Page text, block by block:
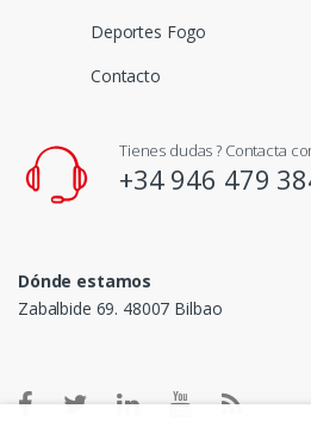
Deportes Fogo
Contacto
Tienes dudas ? Contacta
+34 946 479
Dónde estamos
Zabalbide 69. 48007 Bilbao